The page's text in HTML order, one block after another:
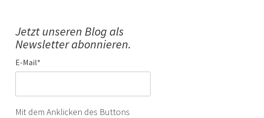
Jetzt unseren Blog als
Newsletter abonnieren.
E-Mail*
Mit dem Anklicken des Buttons